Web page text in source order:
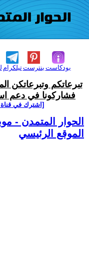
تيلكرامبنترست بودكاست
تبرعاتكم وتبرعاتكن
فشاركونا في دعم
[اشترك في قناة
الحوار المتمدن -
الموقع الرئيسي